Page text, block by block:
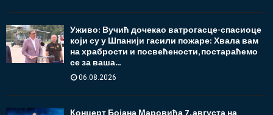
Уживо: Вучић дочекао ватрогасце-спасиоце
који су у Шпанији гасили пожаре: Хвала вам
на храбрости и посвећености, постараћемо
се за ваша...
06.08.2026